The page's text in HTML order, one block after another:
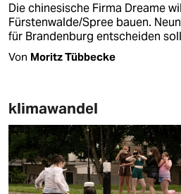
Die chinesische Firma Dreame
Fürstenwalde/Spree bauen.
für Brandenburg entscheiden
Von Moritz Tübbecke
klimawandel